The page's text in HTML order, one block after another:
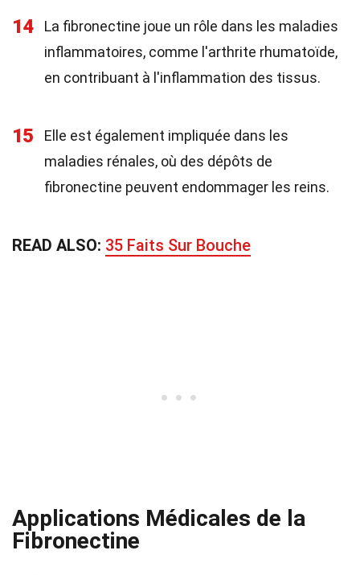
14
La fibronectine joue un rôle dans les maladies
inflammatoires, comme l'arthrite rhumatoïde,
en contribuant à l'inflammation des tissus.
15
Elle est également impliquée dans les
maladies rénales, où des dépôts de
fibronectine peuvent endommager les reins.
READ ALSO: 35 Faits Sur Bouche
Applications Médicales de la
Fibronectine